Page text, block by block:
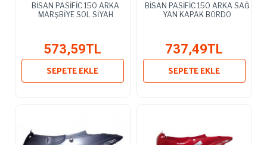
BİSAN PASİFİC 150 ARKA
MARŞBİYE SOL SİYAH
573,59TL
SEPETE EKLE
BİSAN PASİFİC 150 ARKA SAĞ
YAN KAPAK BORDO
737,49TL
SEPETE EKLE